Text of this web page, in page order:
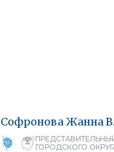
СофроноваЖанна
ГОРОДСКОГО